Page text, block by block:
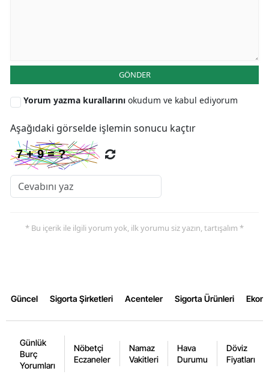
Uşak
Yozgat
Karaman
Ardahan
GÖNDER
Yorum yazma kurallarını okudum ve kabul ediyorum
Aşağıdaki görselde işlemin sonucu kaçtır
* Bu içerik ile ilgili yorum yok, ilk yorumu siz yazın, tartışalım *
Güncel Sigorta Şirketleri Acenteler Sigorta Ürünleri
Günlük
Burç
Yorumları
Nöbetçi
Eczaneler
Namaz
Vakitleri
Hava
Durumu
Döviz
Fiyatları